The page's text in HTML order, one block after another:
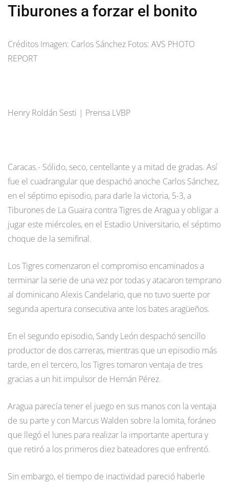
Tiburones a forzar el bonito
Créditos Imagen: Carlos Sánchez Fotos: AVS PHOTO
REPORT
Henry Roldán Sesti | Prensa LVBP
Caracas.- Sólido, seco, centellante y a mitad de gradas. Así
fue el cuadrangular que despachó anoche Carlos Sánchez,
en el séptimo episodio, para darle la victoria, 5-3, a
Tiburones de La Guaira contra Tigres de Aragua y obligar a
jugar este miércoles, en el Estadio Universitario, el séptimo
choque de la semifinal.
Los Tigres comenzaron el compromiso encaminados a
terminar la serie de una vez por todas y atacaron temprano
al dominicano Alexis Candelario, que no tuvo suerte por
segunda apertura consecutiva ante los bates aragüeños.
En el segundo episodio, Sandy León despachó sencillo
productor de dos carreras, mientras que un episodio más
tarde, en el tercero, los Tigres tomaron ventaja de tres
gracias a un hit impulsor de Hernán Pérez.
Aragua parecía tener el juego en sus manos con la ventaja
de su parte y con Marcus Walden sobre la lomita, foráneo
que llegó el lunes para realizar la importante apertura y
que retiró a los primeros diez bateadores que enfrentó.
Sin embargo, el tiempo de inactividad pareció haberle